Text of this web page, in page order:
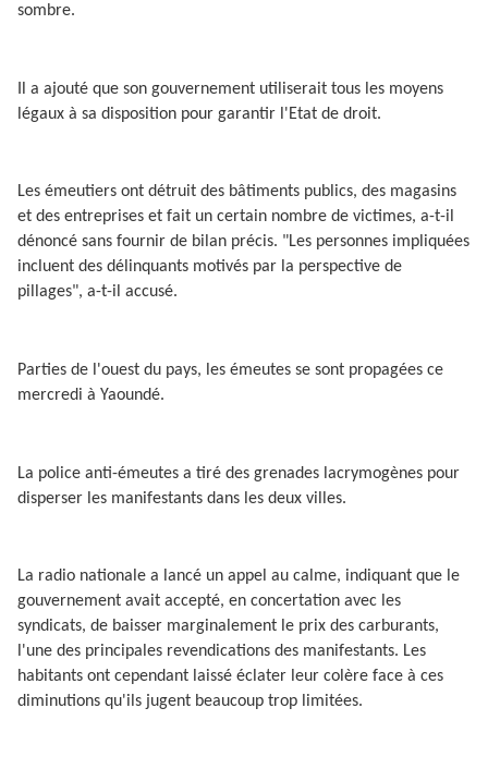
sombre.
Il a ajouté que son gouvernement utiliserait tous les moyens
légaux à sa disposition pour garantir l'Etat de droit.
Les émeutiers ont détruit des bâtiments publics, des magasins
et des entreprises et fait un certain nombre de victimes, a-t-il
dénoncé sans fournir de bilan précis. "Les personnes impliquées
incluent des délinquants motivés par la perspective de
pillages", a-t-il accusé.
Parties de l'ouest du pays, les émeutes se sont propagées ce
mercredi à Yaoundé.
La police anti-émeutes a tiré des grenades lacrymogènes pour
disperser les manifestants dans les deux villes.
La radio nationale a lancé un appel au calme, indiquant que le
gouvernement avait accepté, en concertation avec les
syndicats, de baisser marginalement le prix des carburants,
l'une des principales revendications des manifestants. Les
habitants ont cependant laissé éclater leur colère face à ces
diminutions qu'ils jugent beaucoup trop limitées.